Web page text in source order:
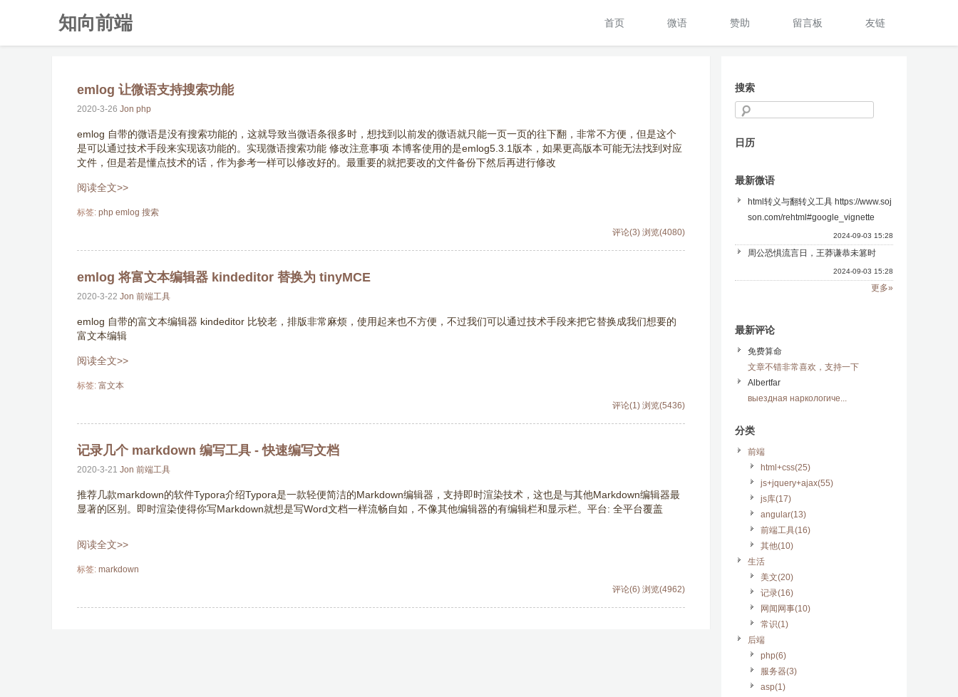
知向前端 首页 微语 赞助 留言板 友链
emlog 让微语支持搜索功能
2020-3-26 Jon php
emlog 自带的微语是没有搜索功能的，这就导致当微语条很多时，想找到以前发的微语就只能一页一页的往下翻，非常不方便，但是这个
是可以通过技术手段来实现该功能的。实现微语搜索功能 修改注意事项 本博客使用的是emlog5.3.1版本，如果更高版本可能无法找到对应
文件，但是若是懂点技术的话，作为参考一样可以修改好的。最重要的就把要改的文件备份下然后再进行修改
阅读全文>>
标签: php emlog 搜索
评论(3) 浏览(4080)
emlog 将富文本编辑器 kindeditor 替换为 tinyMCE
2020-3-22 Jon 前端工具
emlog 自带的富文本编辑器 kindeditor 比较老，排版非常麻烦，使用起来也不方便，不过我们可以通过技术手段来把它替换成我们想要的
富文本编辑
阅读全文>>
标签: 富文本
评论(1) 浏览(5436)
记录几个 markdown 编写工具 - 快速编写文档
2020-3-21 Jon 前端工具
推荐几款markdown的软件Typora介绍Typora是一款轻便简洁的Markdown编辑器，支持即时渲染技术，这也是与其他Markdown编辑器最
显著的区别。即时渲染使得你写Markdown就想是写Word文档一样流畅自如，不像其他编辑器的有编辑栏和显示栏。平台: 全平台覆盖
阅读全文>>
标签: markdown
评论(6) 浏览(4962)
搜索
日历
最新微语
html转义与翻转义工具 https://www.soj
son.com/rehtml#google_vignette
2024-09-03 15:28
周公恐惧流言日，王莽谦恭未篡时
2024-09-03 15:28
更多»
最新评论
免费算命
文章不错非常喜欢，支持一下
Albertfar
выездная наркологиче...
分类
前端
html+css(25)
js+jquery+ajax(55)
js库(17)
angular(13)
前端工具(16)
其他(10)
生活
美文(20)
记录(16)
网闻网事(10)
常识(1)
后端
php(6)
服务器(3)
asp(1)